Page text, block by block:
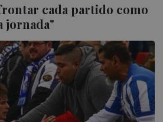
cada partido como
jornada"